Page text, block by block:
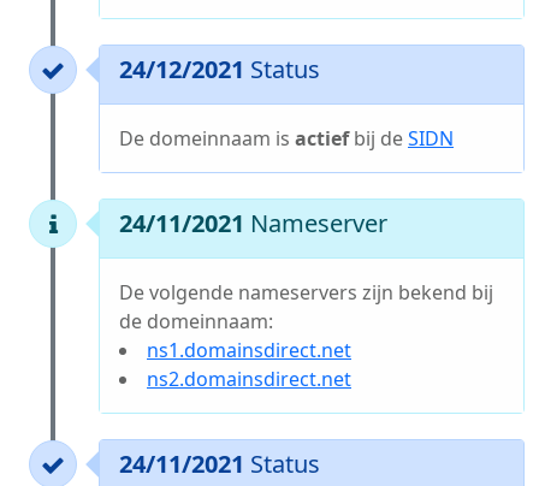
24/12/2021 Status
De domeinnaam is actiefbij deSIDN
24/11/2021 Nameserver
De volgende nameservers zijn bekend bij
de domeinnaam:
ns1.domainsdirect.net
ns2.domainsdirect.net
24/11/2021 Status